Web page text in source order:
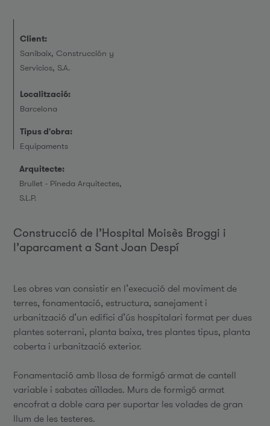
Client:
Sanibaix, Construcción y
Servicios, S.A.
Localització:
Barcelona
Tipus d'obra:
Equipaments
Arquitecte:
Brullet - Pineda Arquitectes,
S.L.P.
Construcció de l’Hospital Moisès Broggi i
l’aparcament a Sant Joan Despí
Les obres van consistir en l’execució del moviment de
terres, fonamentació, estructura, sanejament i
urbanització d’un edifici d’ús hospitalari format per dues
plantes soterrani, planta baixa, tres plantes tipus, planta
coberta i urbanització exterior.
Fonamentació amb llosa de formigó armat de cantell
variable i sabates aïllades. Murs de formigó armat
encofrat a doble cara per suportar les volades de gran
llum de les testeres.